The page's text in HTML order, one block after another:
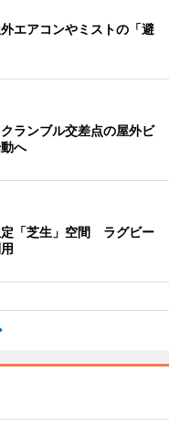
エアコンやミストの「避
ランブル交差点の屋外ビ
へ
「芝生」空間 ラグビー